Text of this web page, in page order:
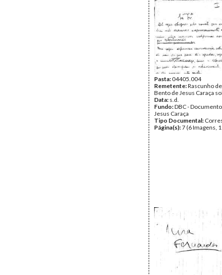
Pasta:04405.004
Remetente:Rascunho
Bento de Jesus Caraça
Data: s.d.
Fundo:DBC -
Jesus Caraça
Tipo Documental:
Página(s):7 (6 Imagens,